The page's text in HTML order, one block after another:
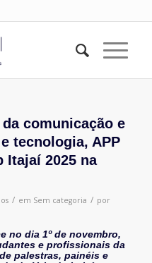
comunicação e
tecnologia, APP
Itajaí 2025 na
/ em Sem categoria / por
no dia 1º de novembro,
e profissionais da
palestras, painéis e